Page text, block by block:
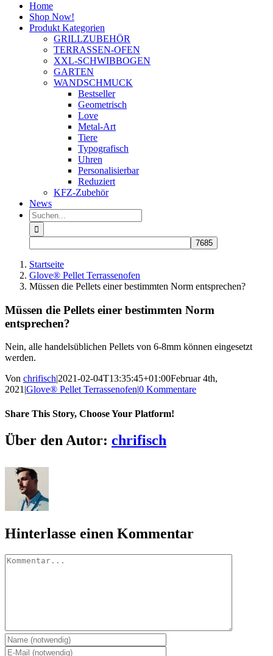
Home
Shop Now!
Produkt Kategorien
GRILLZUBEHÖR
TERRASSEN-OFEN
XXL-SCHWIBBOGEN
GARTEN
WANDSCHMUCK
Bestseller
Geometrisch
Love
Metal-Art
Tiere
Typografisch
Uhren
Personalisierbar
Reduziert
KFZ-Zubehör
News
Suche
nach:
Startseite
Glove® Pellet Terrassenofen
Müssen die Pellets einer bestimmten Norm entsprechen?
Müssen die Pellets einer bestimmten Norm
entsprechen?
Nein, alle handelsüblichen Pellets von 6-8mm können eingesetzt
werden.
Von chrifisch|2021-02-04T13:35:45+01:00Februar 4th,
2021|Glove® Pellet Terrassenofen|0 Kommentare
Share This Story, Choose Your Platform!
Facebook
X
Reddit
LinkedIn
WhatsApp
Tumblr
Pinterest
Über den Autor: chrifisch
Hinterlasse einen Kommentar
Kommentar